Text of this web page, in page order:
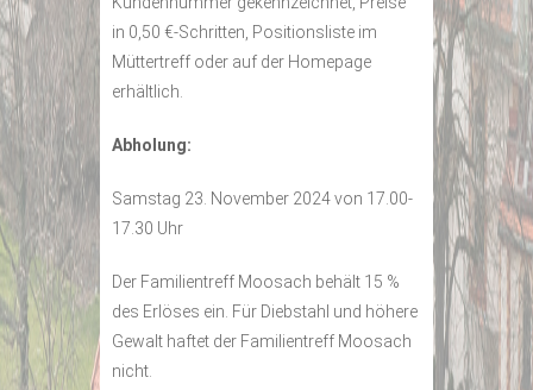
in 0,50 €-Schritten, Positionsliste im
Müttertreff oder auf der Homepage
erhältlich.
Abholung:
Samstag 23. November 2024 von 17.00-
17.30 Uhr
Der Familientreff Moosach behält 15 %
des Erlöses ein. Für Diebstahl und höhere
Gewalt haftet der Familientreff Moosach
nicht.